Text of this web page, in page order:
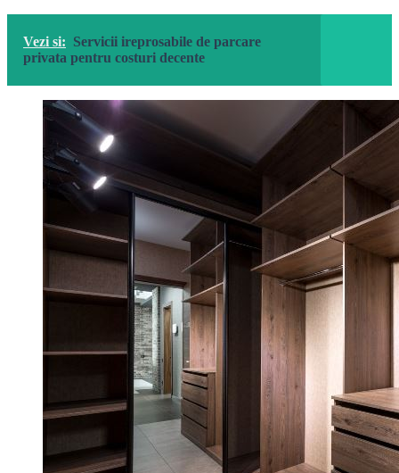
Vezi si: Servicii ireprosabile de parcare
privata pentru costuri decente